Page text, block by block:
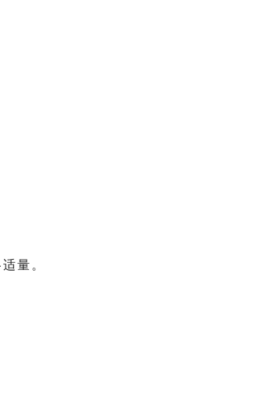
量。